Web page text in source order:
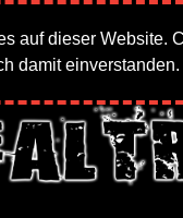
auf dieser Website.
damit einverstanden.